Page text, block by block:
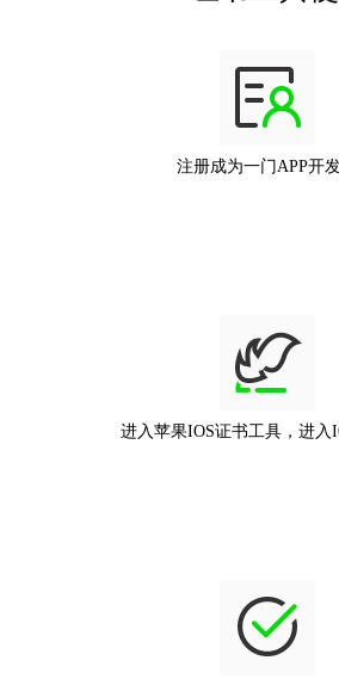
注册成为一门APP开
进入苹果IOS证书工具，进入